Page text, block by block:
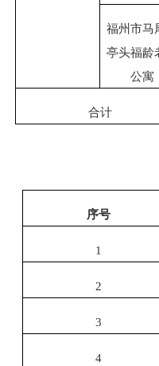
福州市马
亭头福龄
公寓
合计
序号
1
2
3
4